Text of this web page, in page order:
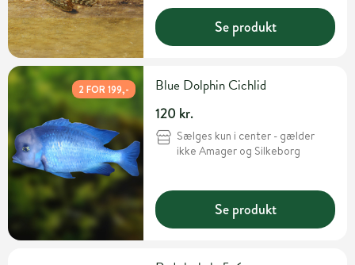
Se produkt
2 FOR 199,- Blue Dolphin Cichlid
120 kr.
Sælges kun i center - gælder
ikke Amager og Silkeborg
Se produkt